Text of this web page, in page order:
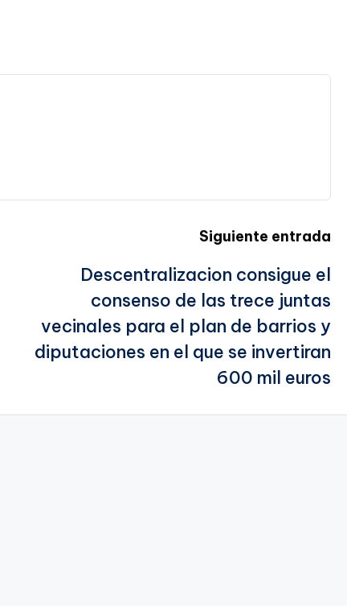
Siguiente entrada
Descentralizacion consigue el
consenso de las trece juntas
vecinales para el plan de barrios y
diputaciones en el que se invertiran
600 mil euros